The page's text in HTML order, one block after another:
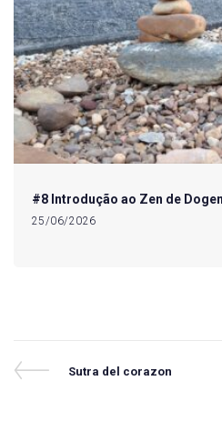
#8 Introdução ao Zen de
25/06/2026
Navegação
Previous
Sutra del corazon